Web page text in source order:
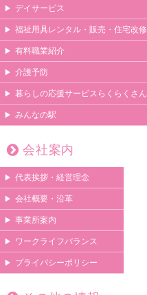
デイサービス
福祉用具レンタル・販売・住宅改修
有料職業紹介
介護予防
暮らしの応援サービスらくらくさん
みんなの駅
会社案内
代表挨拶・経営理念
会社概要・沿革
事業所案内
ワークライフバランス
プライバシーポリシー